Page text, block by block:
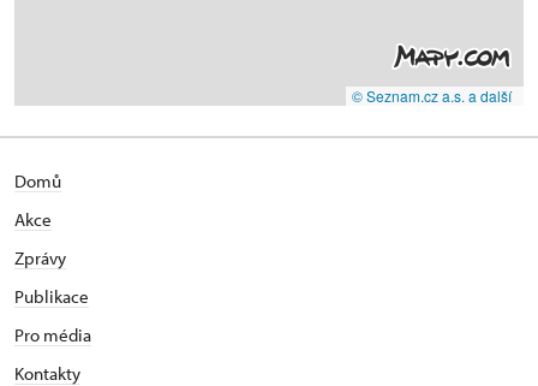
© Seznam.cz a.s. a další
Domů
Akce
Zprávy
Publikace
Pro média
Kontakty